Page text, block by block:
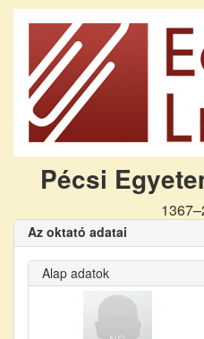
Pécsi
Az oktató adatai
Alap adatok